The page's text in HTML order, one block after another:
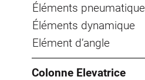
Éléments pneumatique
Éléments dynamique
Elément d’angle
Colonne Elevatrice